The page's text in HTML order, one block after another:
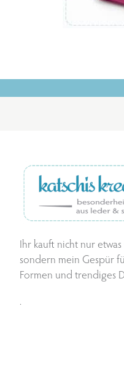
Ihr kauft nicht nur
sondern mein Gespür
Formen und trendiges
.